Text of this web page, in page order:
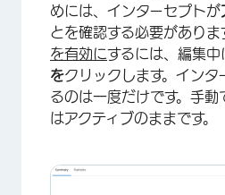
めには、インターセプトが
とを確認する必要がありま
を有効にするには、編集中
をクリックします。インタ
るのは一度だけです。手動
はアクティブのままです。